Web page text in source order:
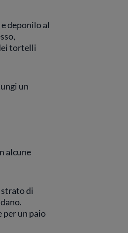
deponilo al
tortelli
un
alcune
di
per un paio